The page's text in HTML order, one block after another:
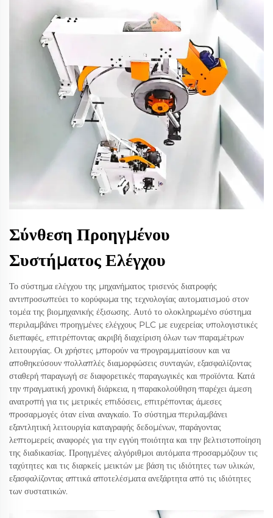
Σύνθεση Προηγμένου
Συστήματος Ελέγχου
Το σύστημα ελέγχου της μηχανήματος τρισενός διατροφής
αντιπροσωπεύει το κορύφωμα της τεχνολογίας αυτοματισμού στον
τομέα της βιομηχανικής έξισωσης. Αυτό το ολοκληρωμένο σύστημα
περιλαμβάνει προηγμένες ελέγχους PLC με ευχερείας υπολογιστικές
διεπαφές, επιτρέποντας ακριβή διαχείριση όλων των παραμέτρων
λειτουργίας. Οι χρήστες μπορούν να προγραμματίσουν και να
αποθηκεύσουν πολλαπλές διαμορφώσεις συνταγών, εξασφαλίζοντας
σταθερή παραγωγή σε διαφορετικές παραγωγικές και προϊόντα. Κατά
την πραγματική χρονική διάρκεια, η παρακολούθηση παρέχει άμεση
ανατροπή για τις μετρικές επιδόσεις, επιτρέποντας άμεσες
προσαρμογές όταν είναι αναγκαίο. Το σύστημα περιλαμβάνει
εξαντλητική λειτουργία καταγραφής δεδομένων, παράγοντας
λεπτομερείς αναφορές για την εγγύη ποιότητα και την βελτιστοποίηση
της διαδικασίας. Προηγμένες αλγόριθμοι αυτόματα προσαρμόζουν τις
ταχύτητες και τις διαρκείς μεικτών με βάση τις ιδιότητες των υλικών,
εξασφαλίζοντας απτικά αποτελέσματα ανεξάρτητα από τις ιδιότητες
των συστατικών.